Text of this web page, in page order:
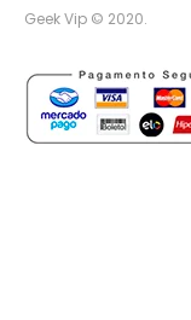
Geek Vip © 2020.